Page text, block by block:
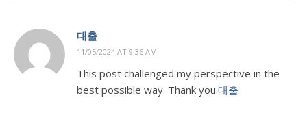
대출
11/05/2024 AT 9:36 AM
This post challenged my perspective in the
best possible way. Thank you.대출